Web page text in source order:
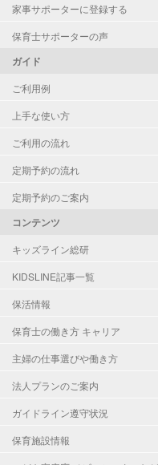
家事サポーターに登録する
保育士サポーターの声
ガイド
ご利用例
上手な使い方
ご利用の流れ
定期予約の流れ
定期予約のご案内
コンテンツ
キッズライン総研
KIDSLINE記事一覧
保活情報
保育士の働き方 キャリア
主婦の仕事選びや働き方
法人プランのご案内
ガイドライン遵守状況
保育施設情報